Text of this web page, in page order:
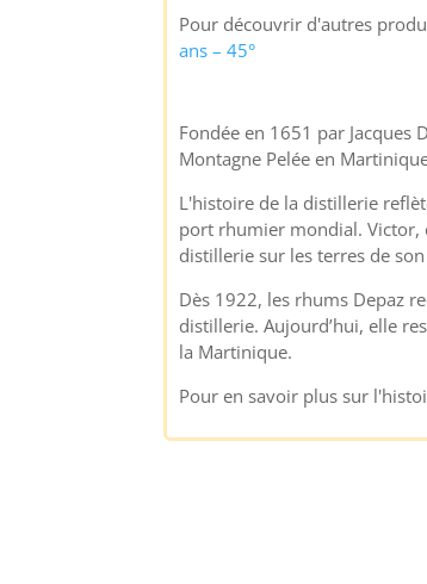
Pour découvrir d'autres
ans – 45°
Fondée en 1651 par Jacques
Montagne Pelée en
L'histoire de la distillerie
port rhumier mondial. Victor,
distillerie sur les terres de
Dès 1922, les rhums Depaz
distillerie. Aujourd’hui, elle
la Martinique.
Pour en savoir plus sur